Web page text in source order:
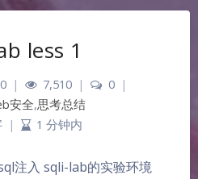
less 1
| 7,510 | 0
|
安全,思考总结
| 1 分钟内
注入 sqli-lab的实验环境